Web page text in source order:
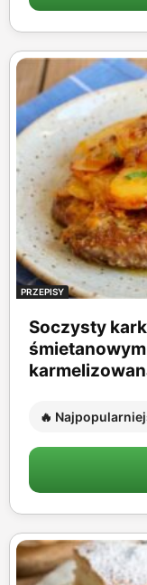
PRZEPISY
Soczysty
🔥